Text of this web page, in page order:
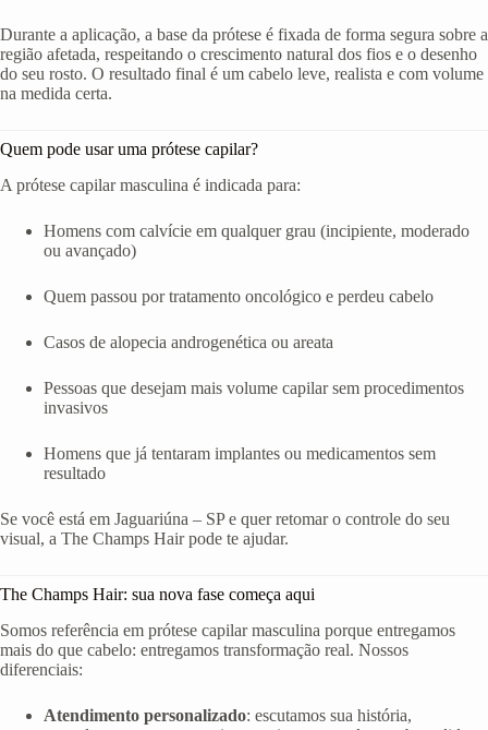
Durante a aplicação, a base da prótese é fixada de forma segura sobre a
região afetada, respeitando o crescimento natural dos fios e o desenho
do seu rosto. O resultado final é um cabelo leve, realista e com volume
na medida certa.
Quem pode usar uma prótese capilar?
A prótese capilar masculina é indicada para:
Homens com calvície em qualquer grau (incipiente, moderado
ou avançado)
Quem passou por tratamento oncológico e perdeu cabelo
Casos de alopecia androgenética ou areata
Pessoas que desejam mais volume capilar sem procedimentos
invasivos
Homens que já tentaram implantes ou medicamentos sem
resultado
Se você está em Jaguariúna – SP e quer retomar o controle do seu
visual, a The Champs Hair pode te ajudar.
The Champs Hair: sua nova fase começa aqui
Somos referência em prótese capilar masculina porque entregamos
mais do que cabelo: entregamos transformação real. Nossos
diferenciais:
Atendimento personalizado: escutamos sua história,